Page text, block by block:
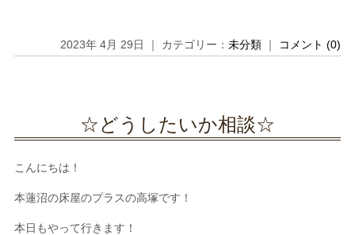
2023年 4月 29日 ｜ カテゴリー：未分類 ｜ コメント (0)
☆どうしたいか相談☆
こんにちは！
本蓮沼の床屋のプラスの高塚です！
本日もやって行きます！